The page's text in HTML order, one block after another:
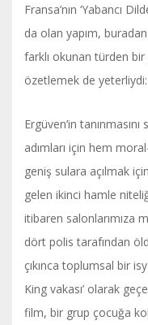
Fransa’nın ‘Yabancı
da olan yapım, buradan
farklı okunan türden
özetlemek de
Ergüven’in
adımları için hem
geniş sulara açılmak
gelen ikinci hamle
itibaren salonlarımıza
dört polis tarafından
çıkınca toplumsal bir
King vakası’ olarak
film, bir grup çocuğa